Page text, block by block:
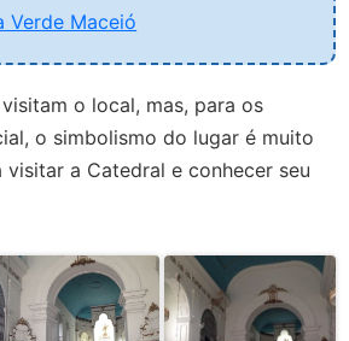
Verde Maceió
o local, mas, para os
o simbolismo do lugar é muito
visitar a Catedral e conhecer seu